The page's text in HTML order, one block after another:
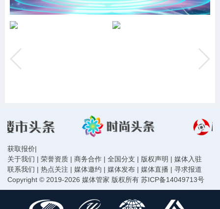
获取报价|
关于我们 | 荣誉资质 | 商务合作 | 全国分支 | 版权声明 | 媒体入驻
联系我们 | 热点关注 | 媒体邀约 | 媒体发布 | 媒体直播 | 寻求报道
Copyright © 2019-2026 媒体管家 版权所有 苏ICP备14049713号